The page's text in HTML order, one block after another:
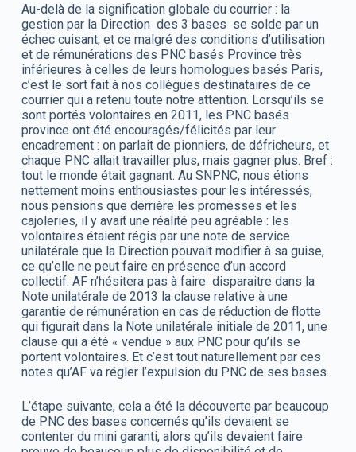
Au-delà de la signification globale du courrier : la
gestion par la Direction des 3 bases se solde par un
échec cuisant, et ce malgré des conditions d’utilisation
et de rémunérations des PNC basés Province très
inférieures à celles de leurs homologues basés Paris,
c’est le sort fait à nos collègues destinataires de ce
courrier qui a retenu toute notre attention. Lorsqu’ils se
sont portés volontaires en 2011, les PNC basés
province ont été encouragés/félicités par leur
encadrement : on parlait de pionniers, de défricheurs, et
chaque PNC allait travailler plus, mais gagner plus. Bref :
tout le monde était gagnant. Au SNPNC, nous étions
nettement moins enthousiastes pour les intéressés,
nous pensions que derrière les promesses et les
cajoleries, il y avait une réalité peu agréable : les
volontaires étaient régis par une note de service
unilatérale que la Direction pouvait modifier à sa guise,
ce qu’elle ne peut faire en présence d’un accord
collectif. AF n’hésitera pas à faire disparaitre dans la
Note unilatérale de 2013 la clause relative à une
garantie de rémunération en cas de réduction de flotte
qui figurait dans la Note unilatérale initiale de 2011, une
clause qui a été « vendue » aux PNC pour qu’ils se
portent volontaires. Et c’est tout naturellement par ces
notes qu’AF va régler l’expulsion du PNC de ses bases.
L’étape suivante, cela a été la découverte par beaucoup
de PNC des bases concernés qu’ils devaient se
contenter du mini garanti, alors qu’ils devaient faire